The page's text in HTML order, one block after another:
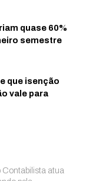
quase 60%
semestre
que isenção
vale para
Contabilista atua